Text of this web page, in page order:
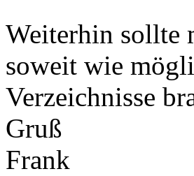
Weiterhin sollte
soweit wie
Verzeichnisse
Gruß
Frank